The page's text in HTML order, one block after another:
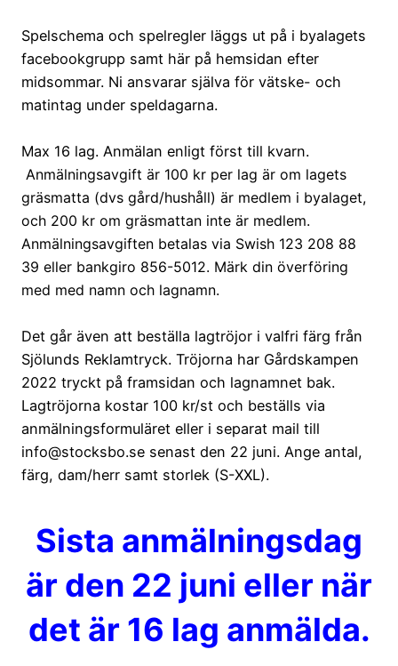
Spelschema och spelregler läggs ut på i byalagets
facebookgrupp samt här på hemsidan efter
midsommar. Ni ansvarar själva för vätske- och
matintag under speldagarna.
Max 16 lag. Anmälan enligt först till kvarn.
Anmälningsavgift är 100 kr per lag är om lagets
gräsmatta (dvs gård/hushåll) är medlem i byalaget,
och 200 kr om gräsmattan inte är medlem.
Anmälningsavgiften betalas via Swish 123 208 88
39 eller bankgiro 856-5012. Märk din överföring
med med namn och lagnamn.
Det går även att beställa lagtröjor i valfri färg från
Sjölunds Reklamtryck. Tröjorna har Gårdskampen
2022 tryckt på framsidan och lagnamnet bak.
Lagtröjorna kostar 100 kr/st och beställs via
anmälningsformuläret eller i separat mail till
info@stocksbo.se senast den 22 juni. Ange antal,
färg, dam/herr samt storlek (S-XXL).
Sista anmälningsdag
är den 22 juni eller när
det är 16 lag anmälda.